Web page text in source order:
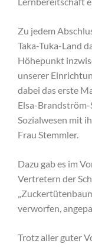
Zu jedem
Taka-Tuka-Land
Höhepunkt
unserer
dabei das erste
Elsa-Brandström-
Sozialwesen mit
Frau Stemmler.
Dazu gab es im
Vertretern der
verworfen,
Trotz aller guter